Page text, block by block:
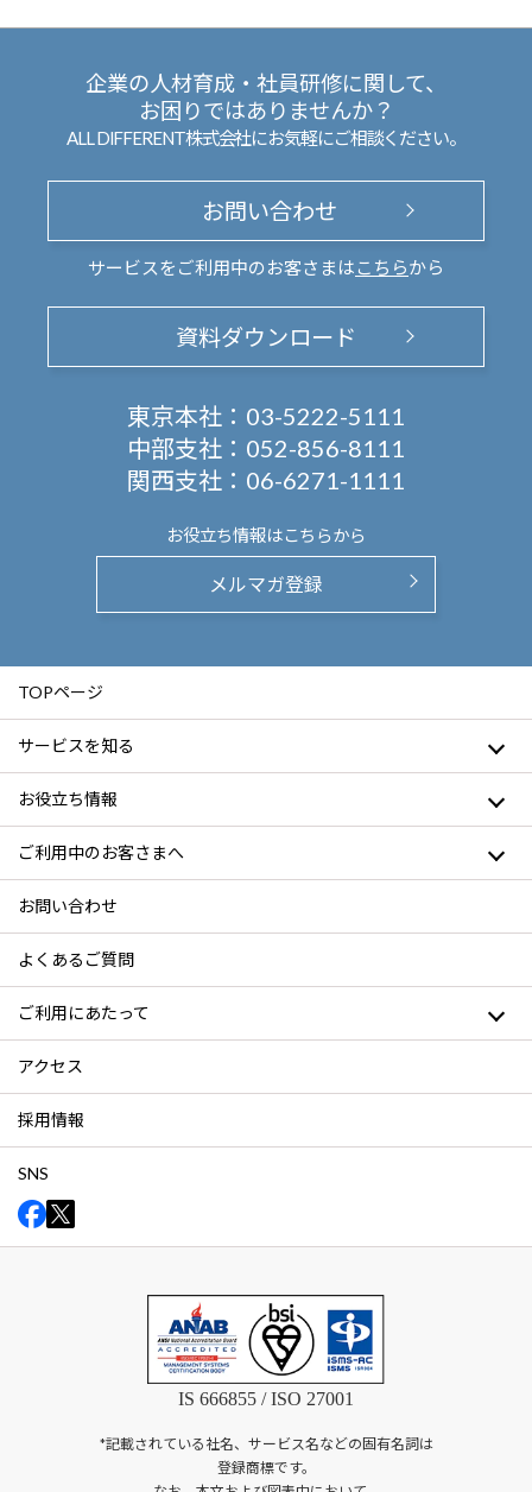
企業の人材育成・社員研修に関して、
お困りではありませんか？
ALL DIFFERENT株式会社にお気軽にご相談ください。
お問い合わせ
サービスをご利用中のお客さまは こちらから
資料ダウンロード
東京本社： 03-5222-5111
中部支社： 052-856-8111
関西支社： 06-6271-1111
お役立ち情報はこちらから
メルマガ登録
TOPページ
サービスを知る
お役立ち情報
ご利用中のお客さまへ
お問い合わせ
よくあるご質問
ご利用にあたって
アクセス
採用情報
SNS
IS 666855 / ISO 27001
*記載されている社名、サービス名などの固有名詞は
登録商標です。